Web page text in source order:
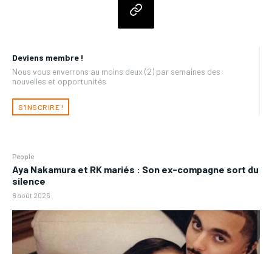
Deviens membre !
Nous vous enverrons au moins deux (2) par semaines des
nouvelles et opportunités
S'INSCRIRE !
People
Aya Nakamura et RK mariés : Son ex-compagne sort du
silence
8 août 2026